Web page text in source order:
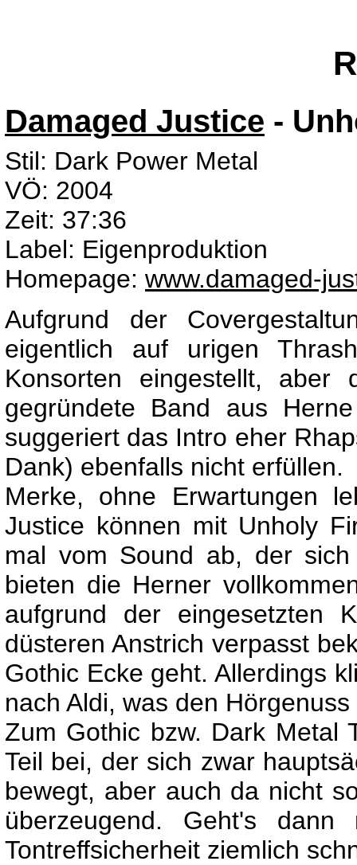
Damaged Justice -
Stil: Dark Power Metal
VÖ: 2004
Zeit: 37:36
Label: Eigenproduktion
Homepage: www.damaged-
Aufgrund der
eigentlich auf urigen
Konsorten eingestellt, aber
gegründete Band aus
suggeriert das Intro eher
Dank) ebenfalls nicht erfüllen.
Merke, ohne Erwartungen
Justice können mit Unholy
mal vom Sound ab, der
bieten die Herner
aufgrund der eingesetzten
düsteren Anstrich verpasst
Gothic Ecke geht. Allerdings
nach Aldi, was den
Zum Gothic bzw. Dark Metal
Teil bei, der sich zwar
bewegt, aber auch da nicht
überzeugend. Geht's
Tontreffsicherheit ziemlich